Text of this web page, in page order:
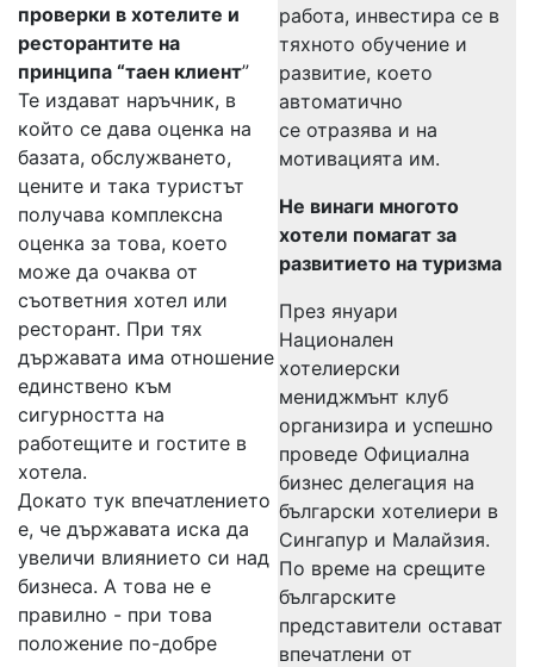
работа, инвестира се в
тяхното обучение и
развитие, което
автоматично
се отразява и на
мотивацията им.
Не винаги многото
хотели помагат за
развитието на туризма
През януари
Национален
хотелиерски
мениджмънт клуб
организира и успешно
проведе Официална
бизнес делегация на
български хотелиери в
Сингапур и Малайзия.
По време на срещите
българските
представители остават
впечатлени от
проверки в хотелите и
ресторантите на
принципа “таен клиент”
Те издават наръчник, в
който се дава оценка на
базата, обслужването,
цените и така туристът
получава комплексна
оценка за това, което
може да очаква от
съответния хотел или
ресторант. При тях
държавата има отношение
единствено към
сигурността на
работещите и гостите в
хотела.
Докато тук впечатлението
е, че държавата иска да
увеличи влиянието си над
бизнеса. А това не е
правилно - при това
положение по-добре